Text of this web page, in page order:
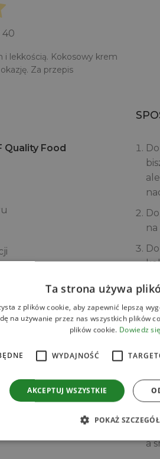
40
i lekkością. Kokosowy krem
Za przepis
Quality Food
w
a
Ta strona używa
z plików cookie, aby zapewnić lepszą
na używanie przez nas wszystkich plików
plików cookie. Dowiedz
WYDAJNOŚĆ
AKCEPTUJ WSZYSTKIE
POKAŻ